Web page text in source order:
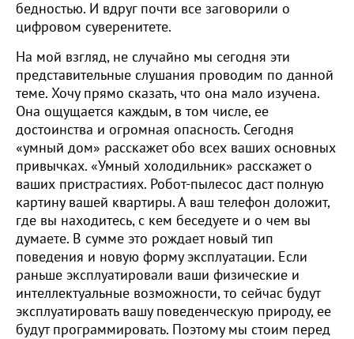
бедностью. И вдруг почти все заговорили о
цифровом суверенитете.
На мой взгляд, не случайно мы сегодня эти
представительные слушания проводим по данной
теме. Хочу прямо сказать, что она мало изучена.
Она ощущается каждым, в том числе, ее
достоинства и огромная опасность. Сегодня
«умный дом» расскажет обо всех ваших основных
привычках. «Умный холодильник» расскажет о
ваших пристрастиях. Робот-пылесос даст полную
картину вашей квартиры. А ваш телефон доложит,
где вы находитесь, с кем беседуете и о чем вы
думаете. В сумме это рождает новый тип
поведения и новую форму эксплуатации. Если
раньше эксплуатировали ваши физические и
интеллектуальные возможности, то сейчас будут
эксплуатировать вашу поведенческую природу, ее
будут программировать. Поэтому мы стоим перед